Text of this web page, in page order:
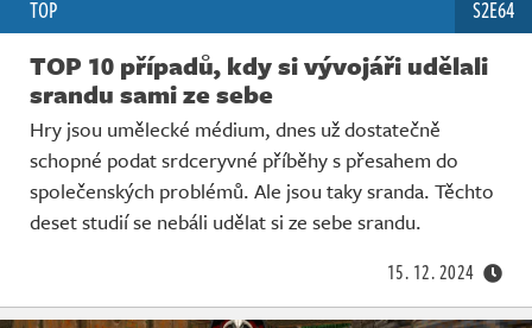
TOP S2E64
TOP 10 případů, kdy si vývojáři udělali
srandu sami ze sebe
Hry jsou umělecké médium, dnes už dostatečně
schopné podat srdceryvné příběhy s přesahem do
společenských problémů. Ale jsou taky sranda. Těchto
deset studií se nebáli udělat si ze sebe srandu.
15. 12. 2024